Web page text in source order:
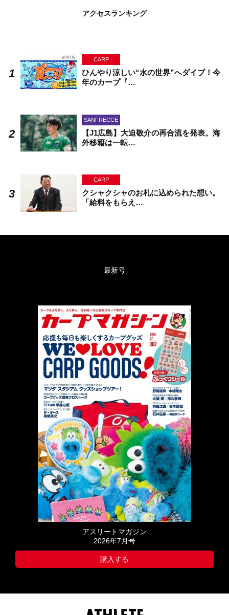
アクセスランキング
CARP
ひんやり涼しい“水の世界”へダイブ！今
年のカープ『…
SANFRECCE
【J1広島】大迫敬介の再合流を発表。海
外移籍は一転…
CARP
クシャクシャのお札に込められた想い。
「給料をもらえ…
最新号
アスリートマガジン
2026年7月号
購入する